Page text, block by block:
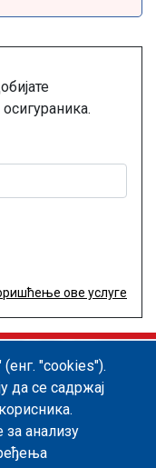
ове услуге
Политика квалитета
"cookies").
да се садржај
за анализу